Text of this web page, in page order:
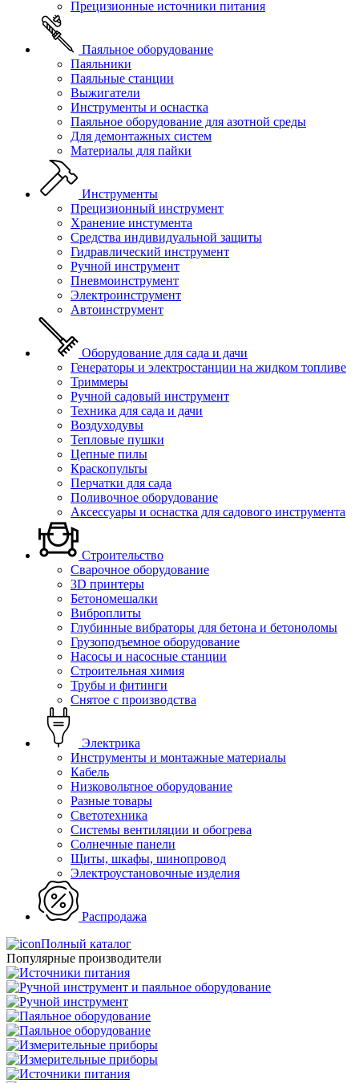
Прецизионные источники питания
Паяльное оборудование
Паяльники
Паяльные станции
Выжигатели
Инструменты и оснастка
Паяльное оборудование для азотной среды
Для демонтажных систем
Материалы для пайки
Инструменты
Прецизионный инструмент
Хранение инстумента
Средства индивидуальной защиты
Гидравлический инструмент
Ручной инструмент
Пневмоинструмент
Электроинструмент
Автоинструмент
Оборудование для сада и дачи
Генераторы и электростанции на жидком топливе
Триммеры
Ручной садовый инструмент
Техника для сада и дачи
Воздуходувы
Тепловые пушки
Цепные пилы
Краскопульты
Перчатки для сада
Поливочное оборудование
Аксессуары и оснастка для садового инструмента
Строительство
Сварочное оборудование
3D принтеры
Бетономешалки
Виброплиты
Глубинные вибраторы для бетона и бетоноломы
Грузоподъемное оборудование
Насосы и насосные станции
Строительная химия
Трубы и фитинги
Снятое с производства
Электрика
Инструменты и монтажные материалы
Кабель
Низковольтное оборудование
Разные товары
Светотехника
Системы вентиляции и обогрева
Солнечные панели
Щиты, шкафы, шинопровод
Электроустановочные изделия
Распродажа
Полный каталог
Популярные производители